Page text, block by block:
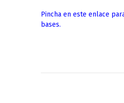
Pincha en este enlace
bases.